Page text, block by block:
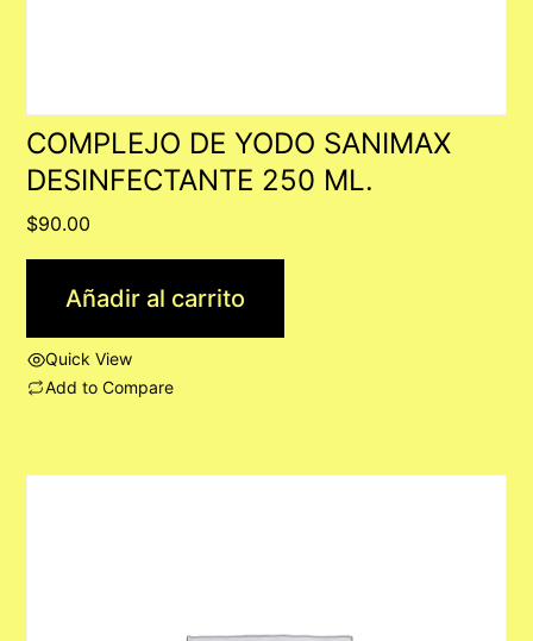
COMPLEJO DE YODO SANIMAX
DESINFECTANTE 250 ML.
$90.00
Añadir al carrito
Quick View
Add to Compare